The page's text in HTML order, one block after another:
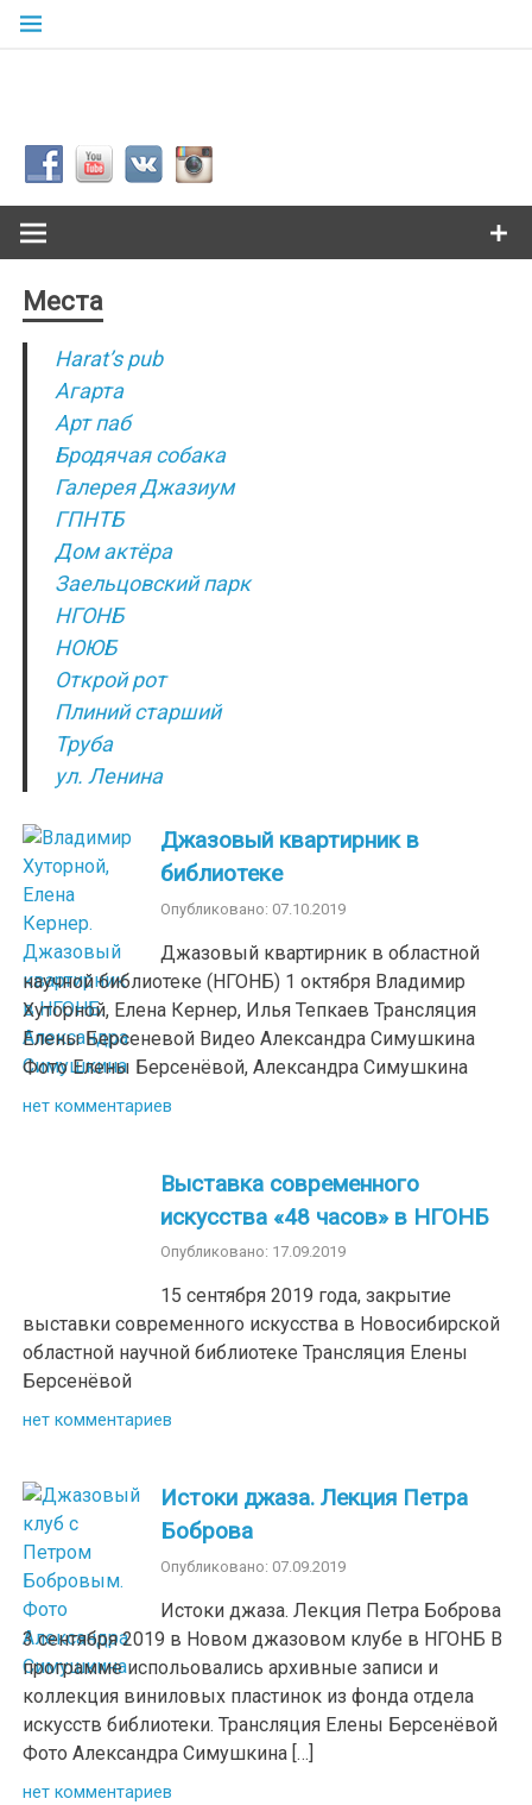
Skip
Места
Harat’s pub
Агарта
Арт паб
Бродячая собака
Галерея Джазиум
ГПНТБ
Дом актёра
Заельцовский парк
НГОНБ
НОЮБ
Открой рот
Плиний старший
Труба
ул. Ленина
Джазовый квартирник в
библиотеке
Опубликовано: 07.10.2019
Джазовый квартирник в областной
научной библиотеке (НГОНБ) 1 октября Владимир
Хуторной, Елена Кернер, Илья Тепкаев Трансляция
Елены Берсеневой Видео Александра Симушкина
Фото Елены Берсенёвой, Александра Симушкина
нет комментариев
Выставка современного
искусства «48 часов» в НГОНБ
Опубликовано: 17.09.2019
15 сентября 2019 года, закрытие
выставки современного искусства в Новосибирской
областной научной библиотеке Трансляция Елены
Берсенёвой
нет комментариев
Истоки джаза. Лекция Петра
Боброва
Опубликовано: 07.09.2019
Истоки джаза. Лекция Петра Боброва
3 сентября 2019 в Новом джазовом клубе в НГОНБ В
программе испольовались архивные записи и
коллекция виниловых пластинок из фонда отдела
искусств библиотеки. Трансляция Елены Берсенёвой
Фото Александра Симушкина […]
нет комментариев